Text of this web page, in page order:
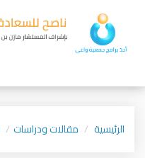
الرئيسية مقالات ودراسات